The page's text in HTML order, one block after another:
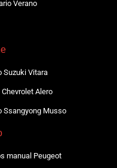
Verano
Suzuki Vitara
Alero
Ssangyong Musso
manual Peugeot